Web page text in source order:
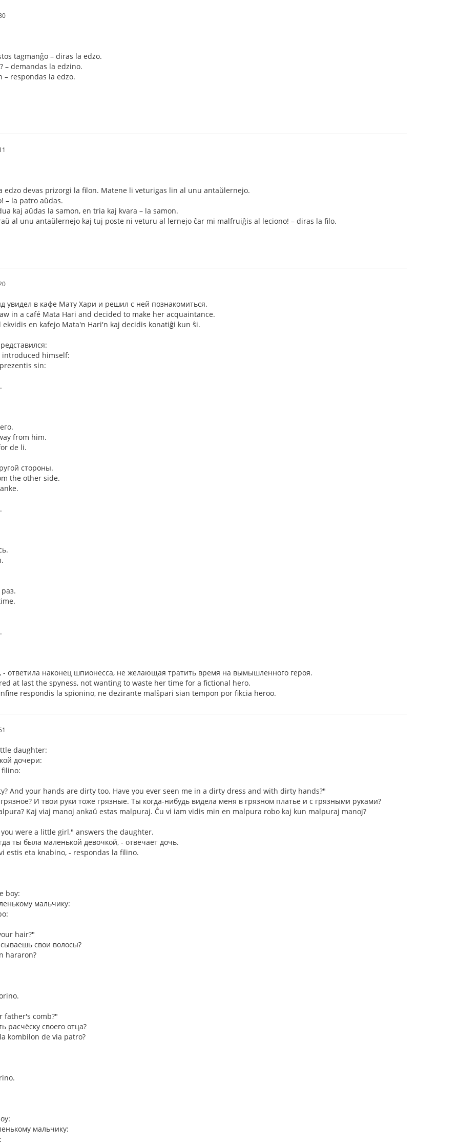
tagmanĝo – diras la edzo.
– demandas la edzino.
respondas la edzo.
edzo devas prizorgi la filon. Matene li veturigas lin al unu antaŭlernejo.
– la patro aŭdas.
kaj aŭdas la samon, en tria kaj kvara – la samon.
al unu antaŭlernejo kaj tuj poste ni veturu al lernejo ĉar mi malfruiĝis al leciono! – diras la filo.
в кафе Мату Хари и решил с ней познакомиться.
in a café Mata Hari and decided to make her acquaintance.
ekvidis en kafejo Mata'n Hari'n kaj decidis konatiĝi kun ŝi.
himself:
sin:
from him.
de li.
стороны.
the other side.
ответила наконец шпионесса, не желающая тратить время на вымышленного героя.
at last the spyness, not wanting to waste her time for a fictional hero.
respondis la spionino, ne dezirante malŝpari sian tempon por fikcia heroo.
daughter:
дочери:
And your hands are dirty too. Have you ever seen me in a dirty dress and with dirty hands?"
И твои руки тоже грязные. Ты когда-нибудь видела меня в грязном платье и с грязными руками?
Kaj viaj manoj ankaŭ estas malpuraj. Ĉu vi iam vidis min en malpura robo kaj kun malpuraj manoj?
were a little girl," answers the daughter.
ты была маленькой девочкой, - отвечает дочь.
estis eta knabino, - respondas la filino.
boy:
мальчику:
hair?"
свои волосы?
hararon?
father's comb?"
расчёску своего отца?
kombilon de via patro?
мальчику: